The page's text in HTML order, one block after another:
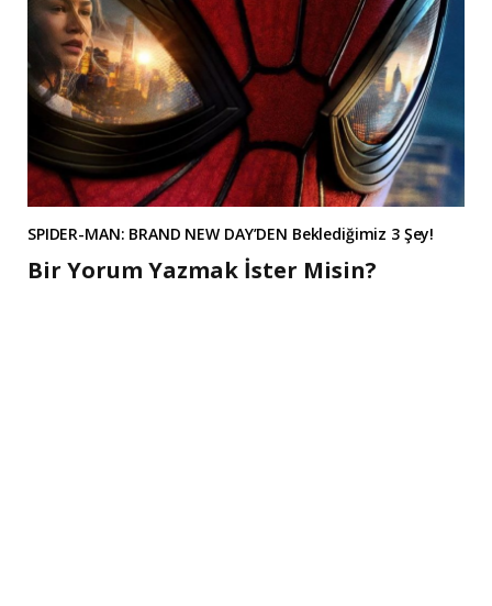
SPIDER-MAN: BRAND NEW DAY’DEN Beklediğimiz 3 Şey!
Bir Yorum Yazmak İster Misin?